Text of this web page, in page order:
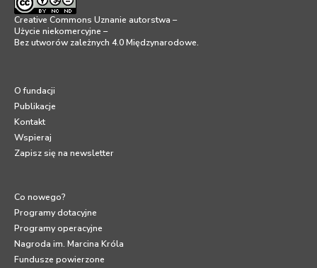
Creative Commons Uznanie autorstwa –
Użycie niekomercyjne –
Bez utworów zależnych 4.0 Międzynarodowe.
O fundacji
Publikacje
Kontakt
Wspieraj
Zapisz się na newsletter
Co nowego?
Programy dotacyjne
Programy operacyjne
Nagroda im. Marcina Króla
Fundusze powierzone